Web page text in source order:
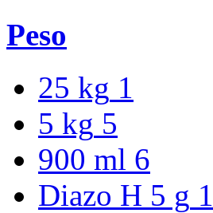
Peso
25 kg 1
5 kg 5
900 ml 6
Diazo H 5 g 1